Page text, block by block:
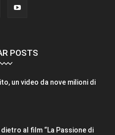
POSTS
un video da nove milioni di
al film “La Passione di